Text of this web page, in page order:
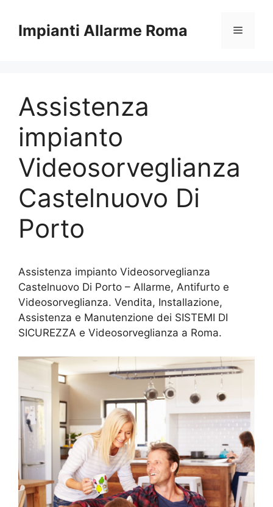
contenuto
Impianti Allarme Roma Menu
Assistenza
impianto
Videosorveglianza
Castelnuovo Di
Porto
Assistenza impianto Videosorveglianza
Castelnuovo Di Porto – Allarme, Antifurto e
Videosorveglianza. Vendita, Installazione,
Assistenza e Manutenzione dei SISTEMI DI
SICUREZZA e Videosorveglianza a Roma.